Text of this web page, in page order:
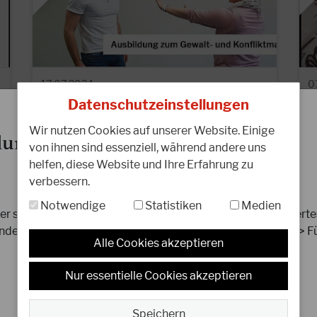
Datenschutzeinstellungen
Wir nutzen Cookies auf unserer Website. Einige
von ihnen sind essenziell, während andere uns
helfen, diese Website und Ihre Erfahrung zu
verbessern.
Notwendige
Statistiken Medien
Alle Cookies akzeptieren
Nur essentielle Cookies akzeptieren
Speichern
17.07.2024
Neue Ausbildung: DJKB Gewalt-
Konflikte bis hin zur Gewalt gehören leider
mehr und mehr zu unserem Alltag.
Selbstbewusstes Auftreten gegenüber
potenziellen Tätern,…
2025
sind die Jahresmarken für 2025 erhältlich. Ein
ihr unter: Menü > Mitgliederservice > Jahresmeldung >